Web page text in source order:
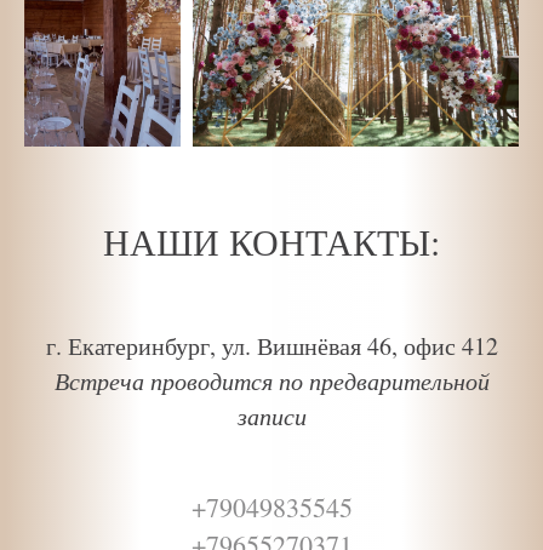
НАШИ КОНТАКТЫ:
г. Екатеринбург, ул. Вишнёвая 46, офис 412
Встреча проводится по предварительной
записи
+79049835545